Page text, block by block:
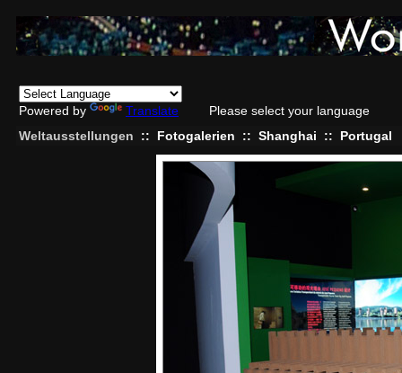
Powered by Translate
Please select your language
Weltausstellungen
:: Fotogalerien :: Shanghai :: Portugal